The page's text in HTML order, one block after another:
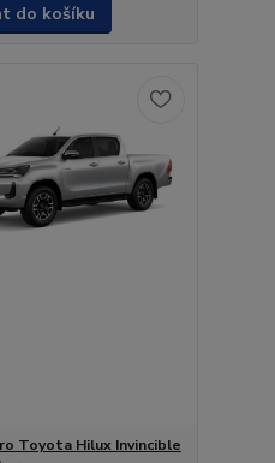
do košíku
Toyota Hilux Invincible